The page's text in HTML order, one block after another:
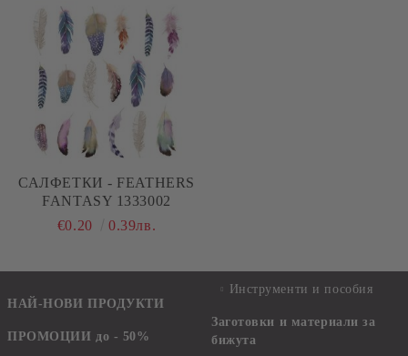
САЛФЕТКИ - FEATHERS
FANTASY 1333002
€0.20
0.39лв.
НАЙ-НОВИ ПРОДУКТИ
ПРОМОЦИИ до - 50%
Инструменти и пособия
Заготовки и материали за
бижута